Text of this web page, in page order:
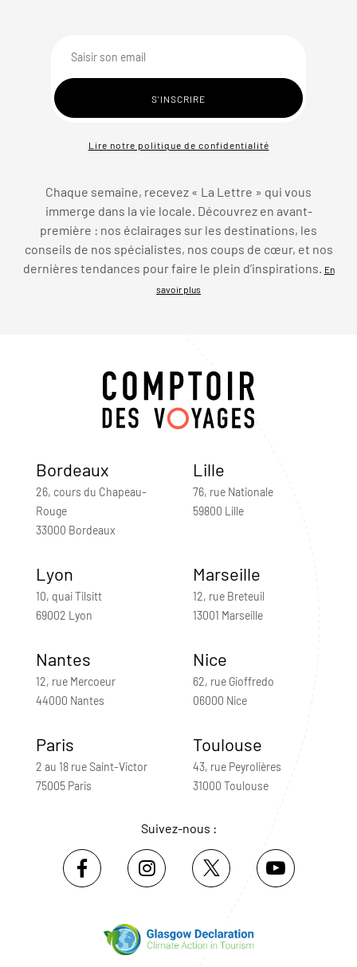
Lire notre politique de confidentialité
Chaque semaine, recevez « La Lettre » qui vous
immerge dans la vie locale. Découvrez en avant-
première : nos éclairages sur les destinations, les
conseils de nos spécialistes, nos coups de cœur, et nos
dernières tendances pour faire le plein d’inspirations. En
savoir plus
Bordeaux
26, cours du Chapeau-
Rouge
33000 Bordeaux
Lille
76, rue Nationale
59800 Lille
Lyon
10, quai Tilsitt
69002 Lyon
Marseille
12, rue Breteuil
13001 Marseille
Nantes
12, rue Mercoeur
44000 Nantes
Nice
62, rue Gioffredo
06000 Nice
Paris
2 au 18 rue Saint-Victor
75005 Paris
Toulouse
43, rue Peyrolières
31000 Toulouse
Suivez-nous :